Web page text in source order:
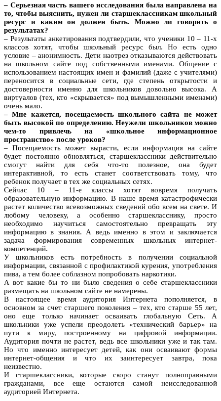
– Серьезная часть вашего исследования была направлена на
то, чтобы выяснить, нужен ли старшеклассникам школьный
ресурс и каким он должен быть. Можно ли говорить о
результатах?
– Результаты анкетирования подтвердили, что ученики 10 – 11-х
классов хотят, чтобы школьный ресурс был. Но есть одно
условие – анонимность. Дети наотрез отказываются действовать
на школьном сайте под собственными именами. Общение с
использованием настоящих имен и фамилий (даже с учителями)
переносится в социальные сети, где степень открытости и
достоверности именно для школьников довольно высока. А
виртуалов (тех, кто «скрывается» под вымышленными именами)
очень мало.
– Мне кажется, посещаемость школьного сайта не может
быть высокой по определению. Неужели школьников можно
чем-то привлечь на «школьное информационное
пространство» после уроков?
– Посещаемость может вырасти, если информация на сайте
будет постоянно обновляться, старшеклассники действительно
смогут найти для себя что-то полезное, она будет
интерактивной, то есть станет соответствовать тому, что
ребенок получает в тех же социальных сетях.
Сейчас 10 – 11-е классы хотят вовремя получать
образовательную информацию. В наше время катастрофически
растет количество всевозможных сведений обо всем на свете. И
любому человеку, а особенно старшекласснику, просто
необходимо научиться самостоятельно превращать эту
информацию в знания. А ведь именно в этом и заключается
задача формирования современных школьных интернет-
компетенций.
У школьников есть потребность в получении социальной
информации, связанной с профилактикой курения, употребления
пива, а тем более соблазном попробовать наркотики.
А вот какие бы то ни было сведения о себе старшеклассники
размещать на школьном сайте не намерены.
В настоящее время аудитория Интернета пополняется, в
основном за счет старшего поколения – тех, кто старше 55 лет,
оно еще только начинает осваивать глобальную Сеть. А
школьники уже успели преодолеть «технический барьер» на
пути к миру, построенному на цифровой информации.
Аудитория почти не растет, ведь все школьники уже и так там.
Но что именно интересует детей, как они осваивают формы
интернет-общения и что их заинтересует завтра, пока
неизвестно.
И старшеклассники, которые скоро станут полноправными
гражданами, все еще остаются самой неисследованной
аудиторией Интернета.